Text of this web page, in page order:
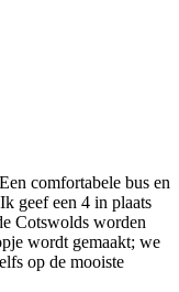
comfortabele bus en
geef een 4 in plaats
Cotswolds worden
wordt gemaakt; we
op de mooiste